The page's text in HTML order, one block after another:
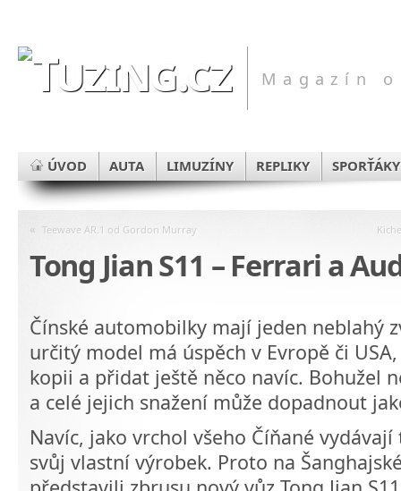
Magazín
ÚVOD AUTA LIMUZÍNY REPLIKY SPORŤÁKY
« Teewave AR.1 od Gordon Murray
Tong Jian S11 – Ferrari a
Čínské automobilky mají jeden neblahý
určitý model má úspěch v Evropě či
kopii a přidat ještě něco navíc. Bohužel
a celé jejich snažení může dopadnout
Navíc, jako vrchol všeho Číňané
svůj vlastní výrobek. Proto na